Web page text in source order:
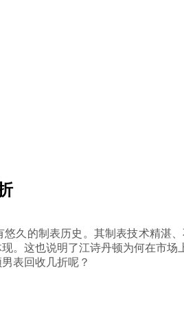
久的制表历史。其制表技术精湛
。这也说明了江诗丹顿为何在市
表回收几折呢？